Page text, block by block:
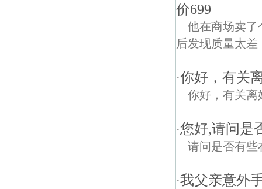
价699
他在商场卖了
后发现质量太差
·你好，有关
你好，有关离
·您好,请问是
请问是否有些
·我父亲意外